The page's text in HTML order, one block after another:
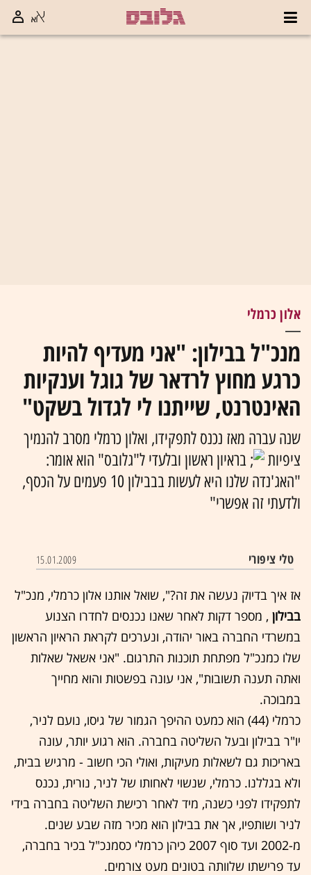
אלון כרמלי
מנכ"ל בבילון: "אני מעדיף להיות
כרגע מחוץ לרדאר של גוגל וענקיות
האינטרנט, שייתנו לי לגדול בשקט"
שנה עברה מאז נכנס לתפקידו, ואלון כרמלי מסרב להנמיך
ציפיות
בראיון ראשון ובלעדי ל"גלובס" הוא אומר:
"האג'נדה שלנו היא לעשות בבבילון 10 פעמים על הכסף,
ולדעתי זה אפשרי"
טלי ציפורי 15.01.2009
אז איך בדיוק נעשה את זה?", שואל אותנו אלון כרמלי, מנכ"ל
בבילון , מספר דקות לאחר שאנו נכנסים לחדרו הצנוע
במשרדי החברה באור יהודה, ונערכים לקראת הראיון הראשון
שלו כמנכ"ל מפתחת תוכנות התרגום. "אני אשאל שאלות
ואתה תענה תשובות", אני עונה בפשטות והוא מחייך
במבוכה.
כרמלי (44) הוא כמעט ההיפך הגמור של גיסו, נועם לניר,
יו"ר בבילון ובעל השליטה בחברה. הוא רגוע יותר, עונה
באריכות גם לשאלות מעיקות, ואולי הכי חשוב - מרגיש בבית,
ולא בגללנו. כרמלי, שנשוי לאחותו של לניר, נורית, נכנס
לתפקידו לפני כשנה, מיד לאחר רכישת השליטה בחברה בידי
לניר ושותפיו, אך את בבילון הוא מכיר מזה שבע שנים.
מ-2002 ועד סוף 2007 כיהן כרמלי כסמנכ"ל בכיר בחברה,
עד פרישתו שלוותה בטונים מעט צורמים.